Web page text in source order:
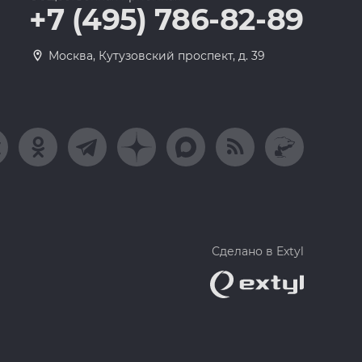
+7 (495) 786-82-89
Москва, Кутузовский проспект, д. 39
Сделано в Extyl